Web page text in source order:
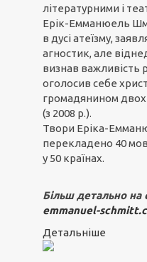
літературними і
Ерік-Емманюель
в дусі атеїзму,
агностик, але
визнав важливість
оголосив себе
громадянином двох
(з 2008 р.).
Твори Еріка-
перекладено 40
у 50 країнах.
Більш детально на
emmanuel-
Детальніше